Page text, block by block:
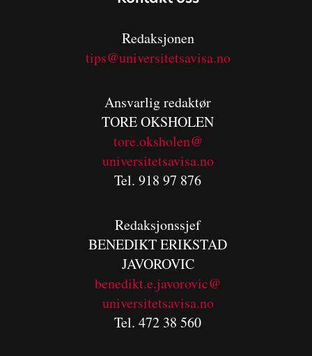
Redaksjonen
tips@universitetsavisa.no
Ansvarlig redaktør
TORE OKSHOLEN
tore.oksholen@
universitetsavisa.no
Tel. 918 97 876
Redaksjonssjef
BENEDIKTERIKSTAD
JAVOROVIC
benedikt.e.javorovic@
universitetsavisa.no
Tel. 472 38 560